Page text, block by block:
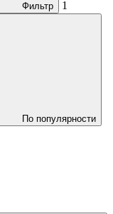
Фильтр 1
По популярности